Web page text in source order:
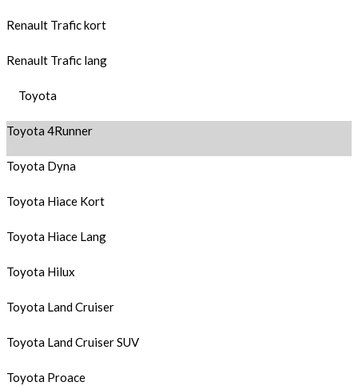
Renault Trafic kort
Renault Trafic lang
Toyota
Toyota 4Runner
Toyota Dyna
Toyota Hiace Kort
Toyota Hiace Lang
Toyota Hilux
Toyota Land Cruiser
Toyota Land Cruiser SUV
Toyota Proace